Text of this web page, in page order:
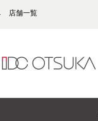
店舗一覧